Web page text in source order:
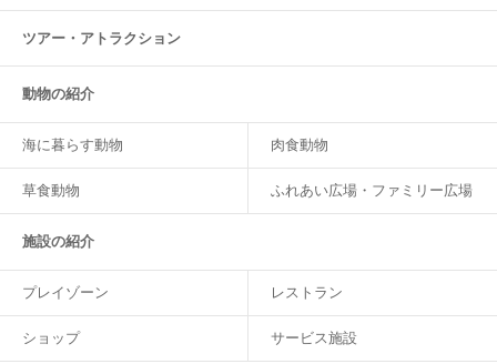
ツアー・ アトラクション
動物の紹介
海に暮らす動物 肉食動物
草食動物 ふれあい広場・ファミリー広場
施設の紹介
プレイゾーン レストラン
ショップ サービス施設